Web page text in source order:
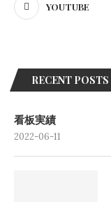
YOUTUBE
RECENT POSTS
看板実績
2022-06-11